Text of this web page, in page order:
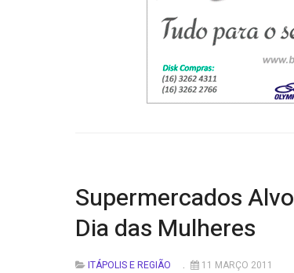
Supermercados
Dia das Mulheres
ITÁPOLIS E REGIÃO 11 MARÇO 2011